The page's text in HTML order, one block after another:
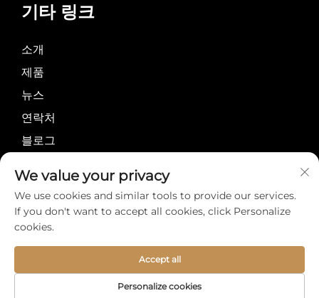
기타 링크
소개
제품
뉴스
연락처
블로그
저작권 © 메이이 인터내
셔널 그룹 리미티드 모든
We value your privacy
We use cookies and similar tools to provide our services.
If you don't want to accept all cookies, click Personalize
cookies.
Personalize cookies
Accept all